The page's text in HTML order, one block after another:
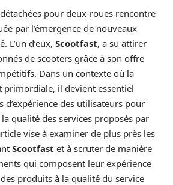
détachées pour deux-roues rencontre
par l’émergence de nouveaux
L’un d’eux, Scootfast, a su attirer
de scooters grâce à son offre
Dans un contexte où la
primordiale, il devient essentiel
d’expérience des utilisateurs pour
qualité des services proposés par
vise à examiner de plus près les
Scootfast et à scruter de manière
qui composent leur expérience
des produits à la qualité du service